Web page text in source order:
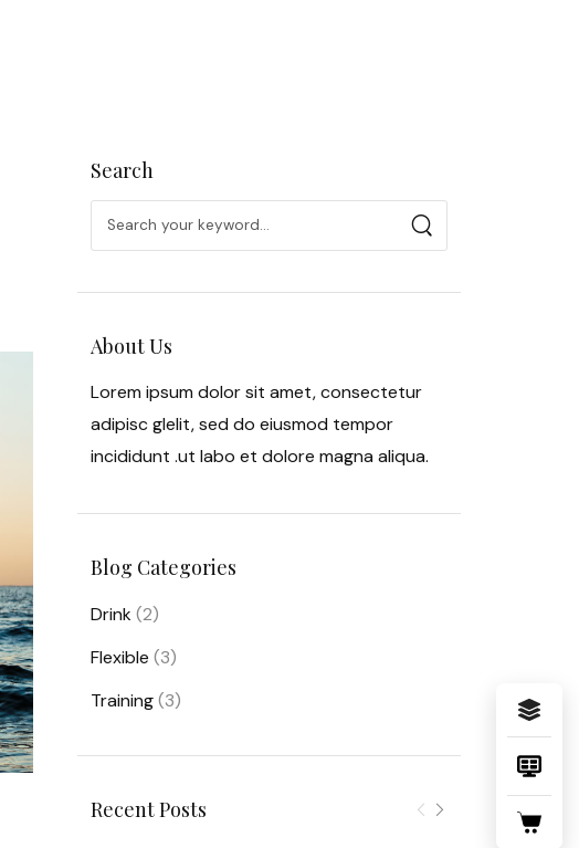
Search
About Us
Lorem ipsum dolor sit amet, consectetur
adipisc glelit, sed do eiusmod tempor
incididunt .ut labo et dolore magna aliqua.
Blog Categories
Drink(2)
Flexible (3)
Training(3)
Recent Posts